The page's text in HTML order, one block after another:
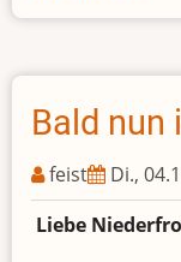
ist
Bald nun
feist
Di.,
Liebe